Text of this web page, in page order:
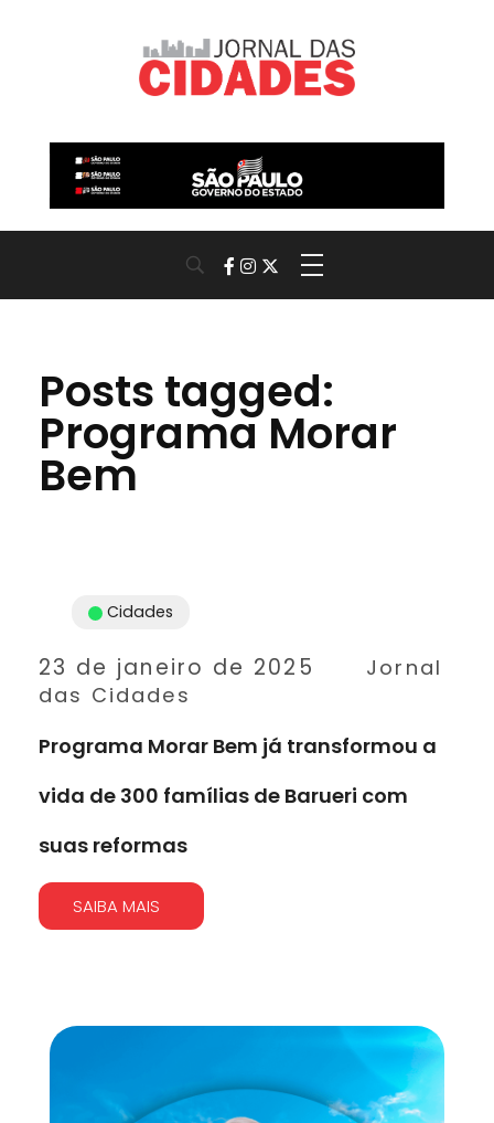
Posts tagged:
Programa Morar
Bem
23 de janeiro de 2025
Jornal
das Cidades
Cidades
Programa Morar Bem já transformou a
vida de 300 famílias de Barueri com
suas reformas
SAIBA MAIS